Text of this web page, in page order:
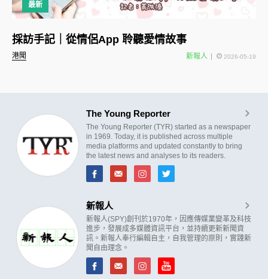
最新
港聞
採訪手記｜從情侶App 聆聽愛情故事
新報人 2026-05-19
The Young Reporter
The Young Reporter (TYR) started as a newspaper
in 1969. Today, it is published across multiple
media platforms and updated constantly to bring
the latest news and analyses to its readers.
新報人
新報人(SPY)創刊於1970年，因應傳媒業變革及科技
進步，發展成多媒體資訊平台，並持續更新新聞資
訊。新報人奉行編輯自主，自我管理的原則，實踐新
聞自由理念。